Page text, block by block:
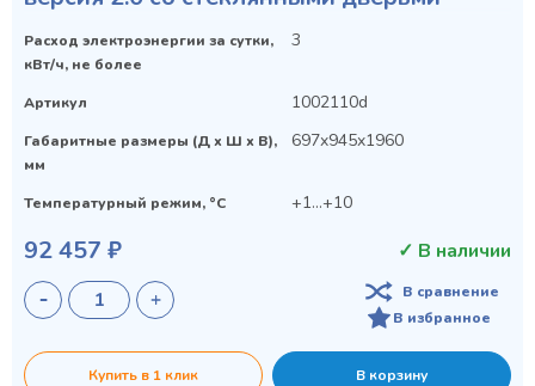
Расход электроэнергии за сутки,
кВт/ч, не более
3
Артикул 1002110d
Габаритные размеры (Д х Ш х В),
мм
697x945x1960
Температурный режим, °C +1…+10
92 457 ₽ ✓ В наличии
В сравнение
В избранное
Купить в 1 клик В корзину